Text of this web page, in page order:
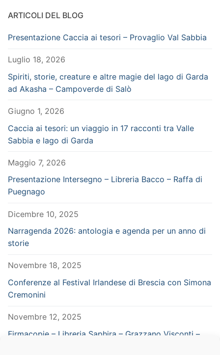
ARTICOLI DEL BLOG
Presentazione Caccia ai tesori – Provaglio Val Sabbia
Luglio 18, 2026
Spiriti, storie, creature e altre magie del lago di Garda
ad Akasha – Campoverde di Salò
Giugno 1, 2026
Caccia ai tesori: un viaggio in 17 racconti tra Valle
Sabbia e lago di Garda
Maggio 7, 2026
Presentazione Intersegno – Libreria Bacco – Raffa di
Puegnago
Dicembre 10, 2025
Narragenda 2026: antologia e agenda per un anno di
storie
Novembre 18, 2025
Conferenze al Festival Irlandese di Brescia con Simona
Cremonini
Novembre 12, 2025
Firmacopie – Libreria Saphira – Grazzano Visconti –